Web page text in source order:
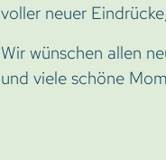
voller neuer
Wir wünschen allen
und viele schöne